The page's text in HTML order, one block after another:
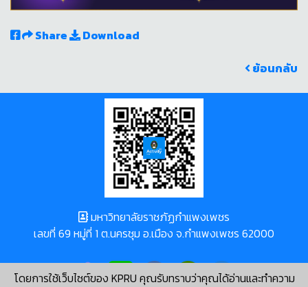
Share
Download
ย้อนกลับ
โดยการใช้เว็บไซต์ของ KPRU คุณรับทราบว่าคุณได้อ่านและทำความ
มหาวิทยาลัยราชภัฏกำแพงเพชร
เลขที่ 69 หมู่ที่ 1 ต.นครชุม อ.เมือง จ.กำแพงเพชร 62000